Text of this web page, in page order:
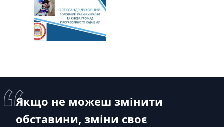
Якщо не можеш змінити
обставини, зміни своє